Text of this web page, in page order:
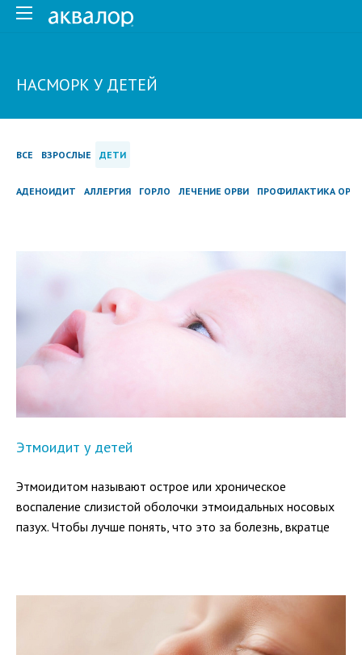
НАСМОРК У ДЕТЕЙ
ВСЕ ВЗРОСЛЫЕ ДЕТИ
АДЕНОИДИТ АЛЛЕРГИЯ ГОРЛО ЛЕЧЕНИЕ ОРВИ ПРОФИЛАКТИКА ОРВИ
Этмоидит у детей
Этмоидитом называют острое или хроническое
воспаление слизистой оболочки этмоидальных носовых
пазух. Чтобы лучше понять, что это за болезнь, вкратце